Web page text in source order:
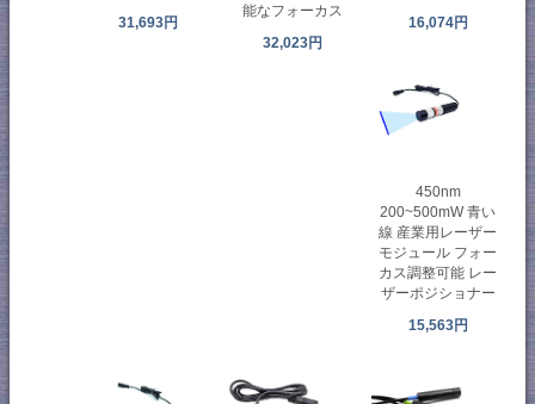
31,693円
能なフォーカス
32,023円
16,074円
450nm
200~500mW 青い
線 産業用レーザー
モジュール フォー
カス調整可能 レー
ザーポジショナー
15,563円